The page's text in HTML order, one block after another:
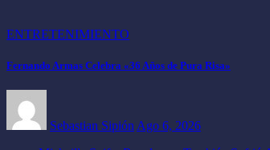
ENTRETENIMIENTO
Fernando Armas Celebra «36 Años de Pura Risa»
Sebastian Sipión Ago 6, 2026